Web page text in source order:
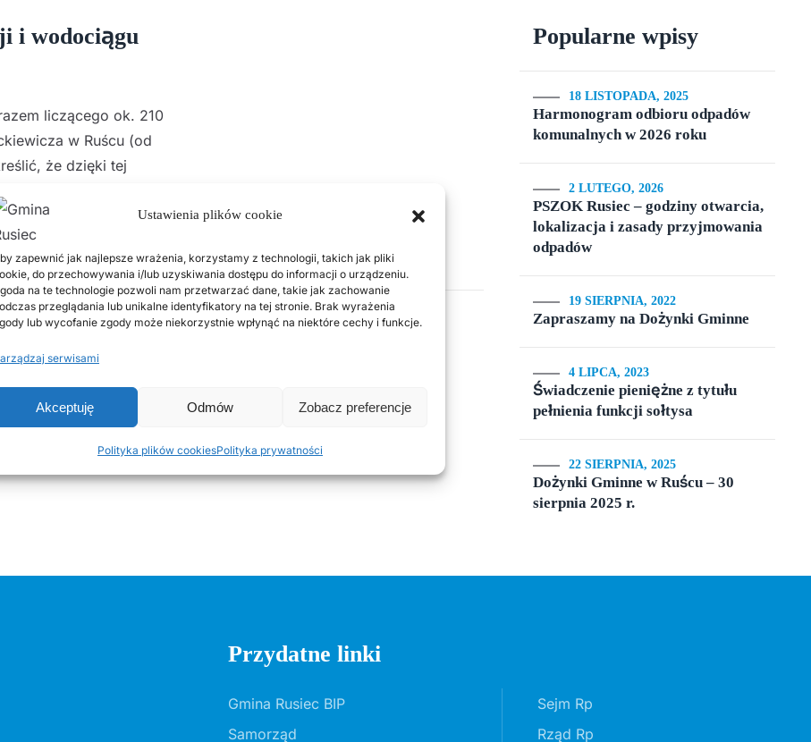
Ustawienia plików cookie
zapewnić jak najlepsze wrażenia, korzystamy z technologii, takich jak pliki
do przechowywania i/lub uzyskiwania dostępu do informacji o urządzeniu.
na te technologie pozwoli nam przetwarzać dane, takie jak zachowanie
przeglądania lub unikalne identyfikatory na tej stronie. Brak wyrażenia
lub wycofanie zgody może niekorzystnie wpłynąć na niektóre cechy i funkcje.
serwisami
Akceptuję Odmów Zobacz preferencje
Polityka plików cookiesPolityka prywatności
i wodociągu
liczącego ok. 210
w Ruścu (od
że dzięki tej
rurociągu, o co od
Popularne wpisy
18 LISTOPADA, 2025
Harmonogram odbioru odpadów
komunalnych w 2026 roku
2 LUTEGO, 2026
PSZOK Rusiec – godziny otwarcia,
lokalizacja i zasady przyjmowania
odpadów
19 SIERPNIA, 2022
Zapraszamy na Dożynki Gminne
4 LIPCA, 2023
Świadczenie pieniężne z tytułu
pełnienia funkcji sołtysa
22 SIERPNIA, 2025
Dożynki Gminne w Ruścu – 30
sierpnia 2025 r.
Przydatne linki
Gmina Rusiec BIP
Samorząd
Sejm Rp
Rząd Rp